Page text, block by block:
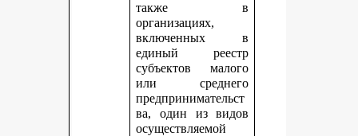
также в
организациях,
включенных в
единый реестр
субъектов малого
или среднего
предпринимательст
ва, один из видов
осуществляемой